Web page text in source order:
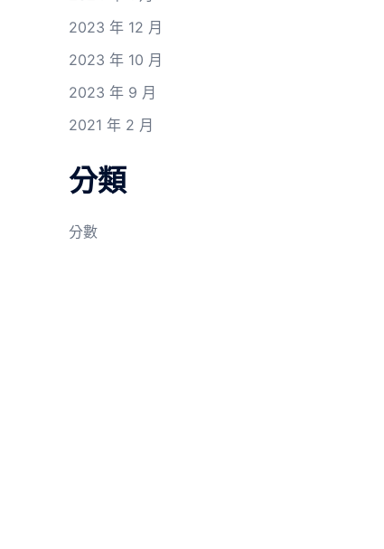
2023 年 12 月
2023 年 10 月
2023 年 9 月
2021 年 2 月
分類
分數